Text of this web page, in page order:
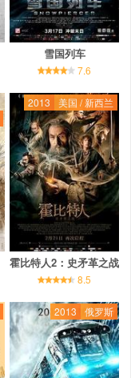
雪国列车
7.6
2013 美国 / 新西兰
霍比特人2：史矛革之战
8.5
2013 俄罗斯